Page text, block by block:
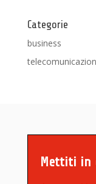
Categorie
business
Mettiti in